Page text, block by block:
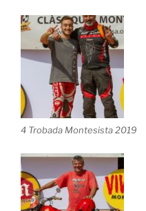
4 Trobada Montesista 2019